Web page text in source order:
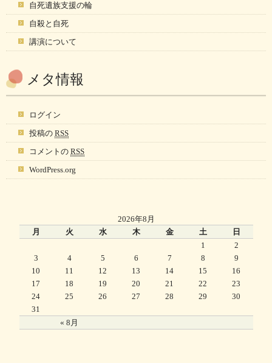
自死遺族支援の輪
自殺と自死
講演について
メタ情報
ログイン
投稿の RSS
コメントの RSS
WordPress.org
2026年8月
月
火 水 木 金 土 日
« 8月
1
2
3
4 5 6 7 8
9
10
11 12 13 14 15
16
17
18 19 20 21 22
23
24
25 26 27 28 29
30
31